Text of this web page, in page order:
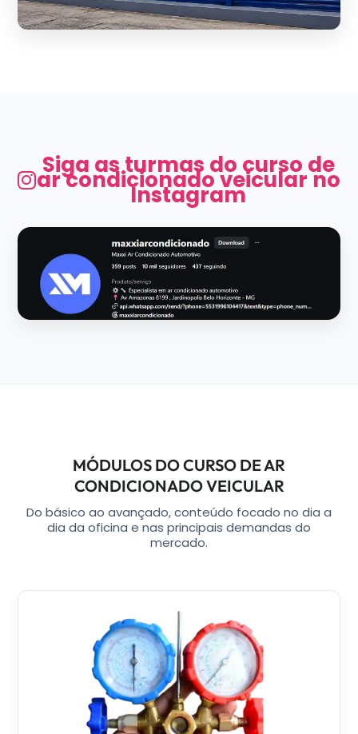
Siga as turmas do curso de
ar condicionado veicular no
Instagram
MÓDULOS DO CURSO DE AR
CONDICIONADO VEICULAR
Do básico ao avançado, conteúdo focado no dia a
dia da oficina e nas principais demandas do
mercado.